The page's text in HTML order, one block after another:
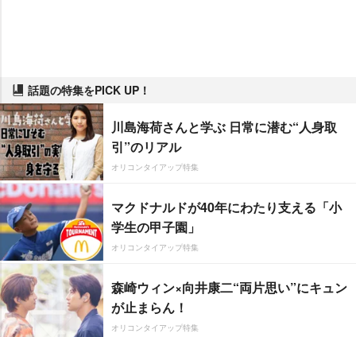
話題の特集をPICK UP！
川島海荷さんと学ぶ 日常に潜む“人身取
引”のリアル
オリコンタイアップ特集
マクドナルドが40年にわたり支える「小
学生の甲子園」
オリコンタイアップ特集
森崎ウィン×向井康二“両片思い”にキュン
が止まらん！
オリコンタイアップ特集